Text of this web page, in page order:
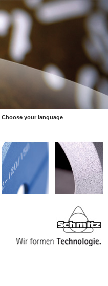
Choose your language